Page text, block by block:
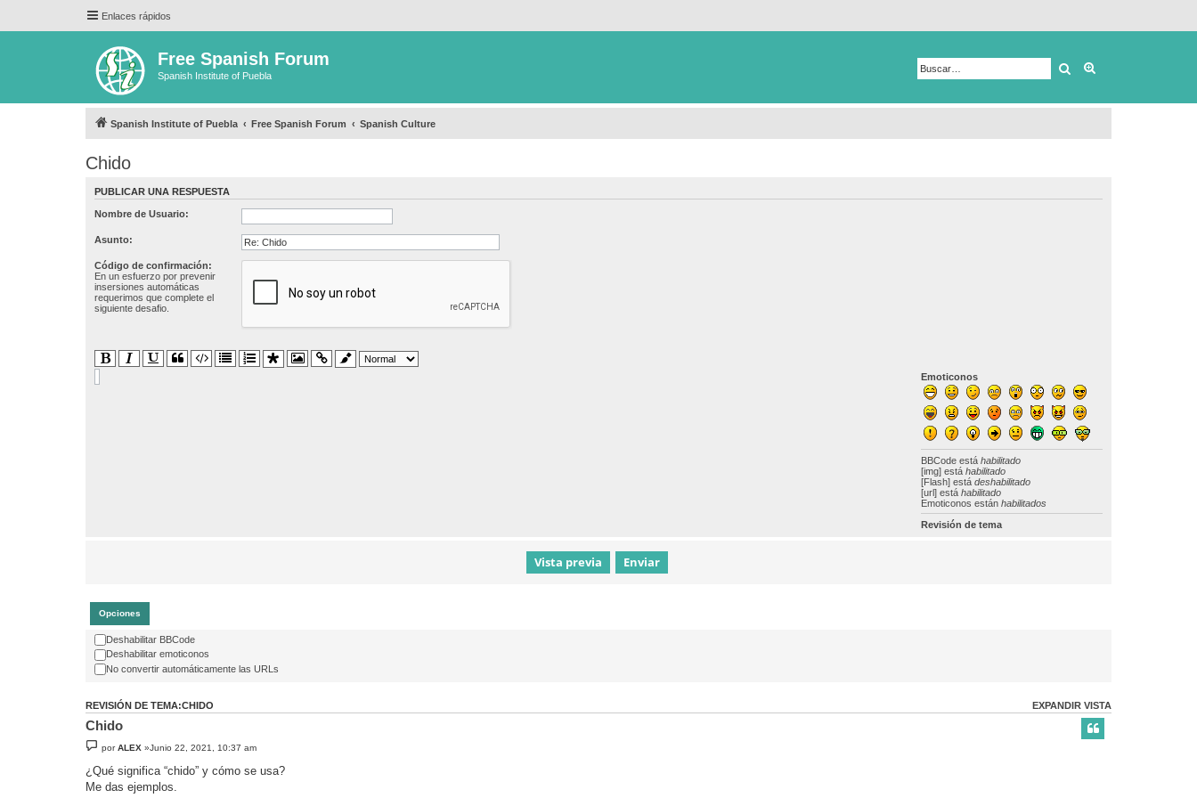
Enlaces rápidos
Free Spanish Forum
Spanish Institute of Puebla Buscar
Spanish Institute of Puebla Free Spanish Forum Spanish Culture
Chido
PUBLICAR UNA RESPUESTA
Nombre de Usuario:
Asunto:
Código de confirmación:
En un esfuerzo por prevenir
insersiones automáticas
requerimos que complete el
siguiente desafio.
Emoticonos
BBCode estáhabilitado
[img] estáhabilitado
[Flash] estádeshabilitado
[url] estáhabilitado
Emoticonos estánhabilitados
Revisión de tema
Opciones
Deshabilitar BBCode
Deshabilitar emoticonos
No convertir automáticamente las URLs
EXPANDIR VISTA
REVISIÓN DE TEMA:CHIDO
Chido
porALEX »Junio 22, 2021, 10:37 am
¿Qué significa “chido” y cómo se usa?
Me das ejemplos.